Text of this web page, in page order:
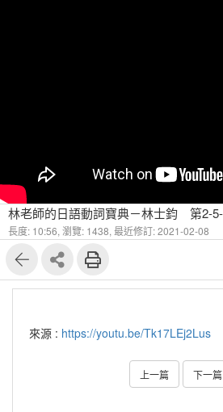
長度: 10:56, 瀏覽: 1438, 最近修訂: 2021-02-08
來源 : https://youtu.be/Tk17LEj2Lus
上一篇 下一篇